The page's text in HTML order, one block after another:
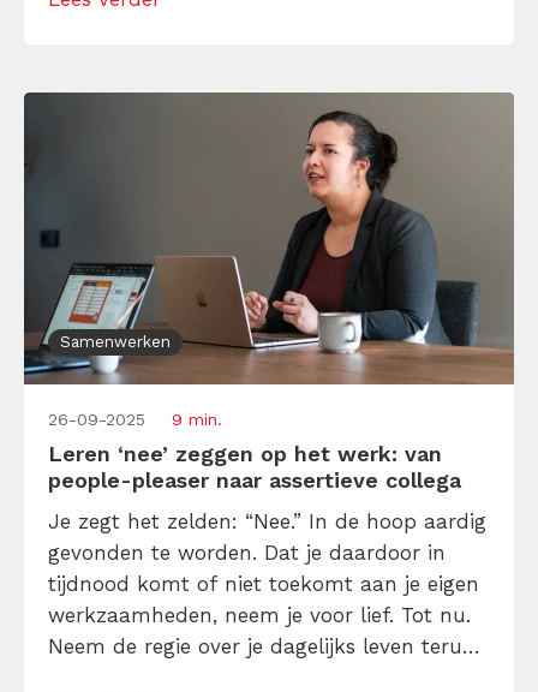
bespreekbaar. Klaar de lucht met de
Samenwerken
26-09-2025 9 min.
Leren ‘nee’ zeggen op het werk: van
people-pleaser naar assertieve collega
Je zegt het zelden: “Nee.” In de hoop aardig
gevonden te worden. Dat je daardoor in
tijdnood komt of niet toekomt aan je eigen
werkzaamheden, neem je voor lief. Tot nu.
Neem de regie over je dagelijks leven terug.